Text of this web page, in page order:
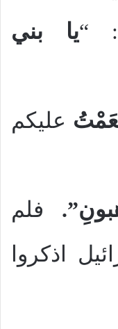
“يا بني
عليكم
فلم
اذكروا